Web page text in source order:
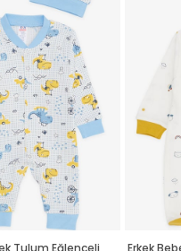
Tulum Eğlenceli
Erkek